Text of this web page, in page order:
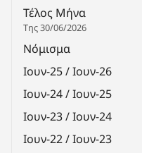
Τέλος Μήνα
Της 30/06/2026
Νόμισμα
Ιουν-25 / Ιουν-26
Ιουν-24 / Ιουν-25
Ιουν-23 / Ιουν-24
Ιουν-22 / Ιουν-23